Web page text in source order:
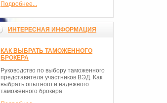
Подробнее...
ИНТЕРЕСНАЯ ИНФОРМАЦИЯ
КАК ВЫБРАТЬ ТАМОЖЕННОГО
БРОКЕРА
Руководство по выбору таможенного
представителя участников ВЭД. Как
выбрать опытного и надежного
таможенного брокера